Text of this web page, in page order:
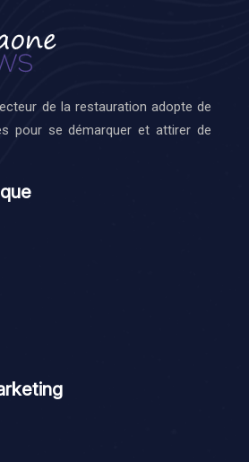
de la restauration adopte de
pour se démarquer et attirer de